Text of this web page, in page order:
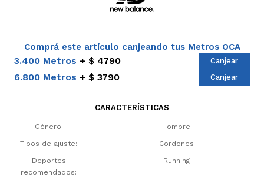
Comprá este artículo canjeando tus Metros OCA
3.400 Metros $ 4790 Canjear
6.800 Metros $ 3790 Canjear
CARACTERÍSTICAS
Género Hombre
Tipos de ajuste Cordones
Deportes
recomendados
Running